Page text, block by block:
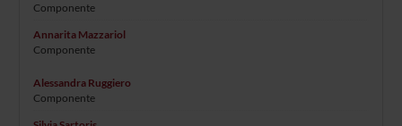
Componente
Annarita Mazzariol
Componente
Alessandra Ruggiero
Componente